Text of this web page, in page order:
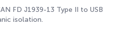
FD J1939-13 Type II to USB
isolation.